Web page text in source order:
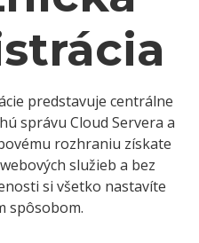
predstavuje centrálne
správu Cloud Servera a
rozhraniu získate
služieb a bez
si všetko nastavíte
spôsobom.